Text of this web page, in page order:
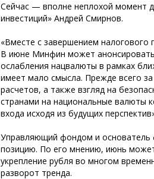
Сейчас — вполне неплохой момент
инвестиций» Андрей Смирнов.
«Вместе с завершением налогового
В июне Минфин может
ослабления нацвалюты в рамках
имеет мало смысла. Прежде всего
расчетов, а также взгляд на
странами на национальные валюты
входа исходя из будущих
Управляющий фондом и основатель
позицию. По его мнению, июнь
укрепление рубля во многом
разворот тренда.